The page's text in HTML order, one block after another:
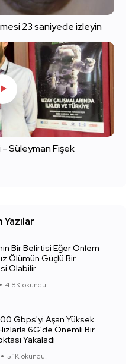
23 saniyede izleyin
- Süleyman Fişek
Yazılar
Bir Belirtisi Eğer Önlem
Ölümün Güçlü Bir
Olabilir
4.8K okundu.
Gbps'yi Aşan Yüksek
6G'de Önemli Bir
Yakaladı
5.1K okundu.